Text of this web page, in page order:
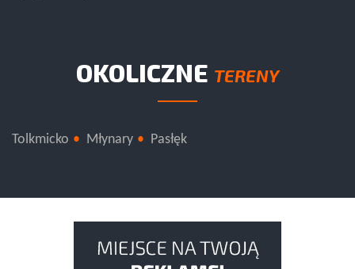
OKOLICZNE TERENY
Tolkmicko Młynary Pasłęk